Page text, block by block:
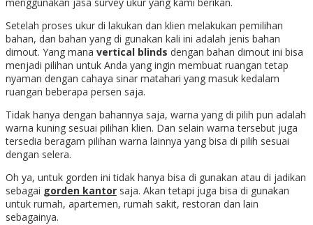
Setelah proses ukur di lakukan dan klien melakukan pemilihan
bahan, dan bahan yang di gunakan kali ini adalah jenis bahan
dimout. Yang mana vertical blinds dengan bahan dimout ini bisa
menjadi pilihan untuk Anda yang ingin membuat ruangan tetap
nyaman dengan cahaya sinar matahari yang masuk kedalam
ruangan beberapa persen saja.
Tidak hanya dengan bahannya saja, warna yang di pilih pun adalah
warna kuning sesuai pilihan klien. Dan selain warna tersebut juga
tersedia beragam pilihan warna lainnya yang bisa di pilih sesuai
dengan selera.
Oh ya, untuk gorden ini tidak hanya bisa di gunakan atau di jadikan
sebagai gorden kantor saja. Akan tetapi juga bisa di gunakan
untuk rumah, apartemen, rumah sakit, restoran dan lain
sebagainya.